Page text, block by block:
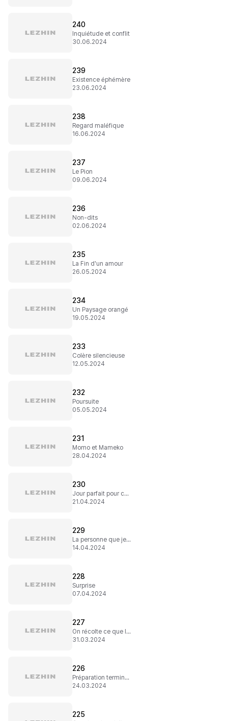
240
Inquiétude et conflit
30.06.2024
239
Existence éphémère
23.06.2024
238
Regard maléfique
16.06.2024
237
Le Pion
09.06.2024
236
Non-dits
02.06.2024
235
La Fin d'un amour
26.05.2024
234
Un Paysage orangé
19.05.2024
233
Colère silencieuse
12.05.2024
232
Poursuite
05.05.2024
231
Momo et Mameko
28.04.2024
230
Jour parfait pour célébrer
21.04.2024
229
La personne que je veux voir
14.04.2024
228
Surprise
07.04.2024
227
On récolte ce que l'on sème
31.03.2024
226
Préparation terminée
24.03.2024
225